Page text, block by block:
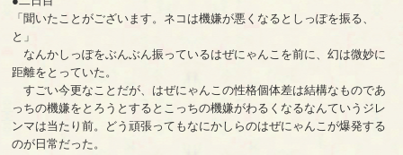
「聞いたことがございます。ネコは機嫌が悪くなるとしっぽを振る、
と」
なんかしっぽをぶんぶん振っているはぜにゃんこを前に、幻は微妙に
距離をとっていた。
すごい今更なことだが、はぜにゃんこの性格個体差は結構なものであ
っちの機嫌をとろうとするとこっちの機嫌がわるくなるなんていうジレ
ンマは当たり前。どう頑張ってもなにかしらのはぜにゃんこが爆発する
のが日常だった。